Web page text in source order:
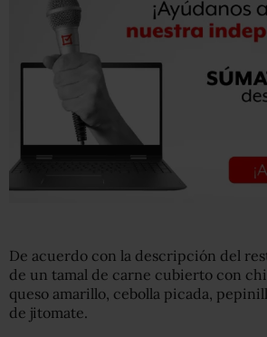
De acuerdo con la descripción del
de un tamal de carne cubierto con
queso amarillo, cebolla picada,
de jitomate.